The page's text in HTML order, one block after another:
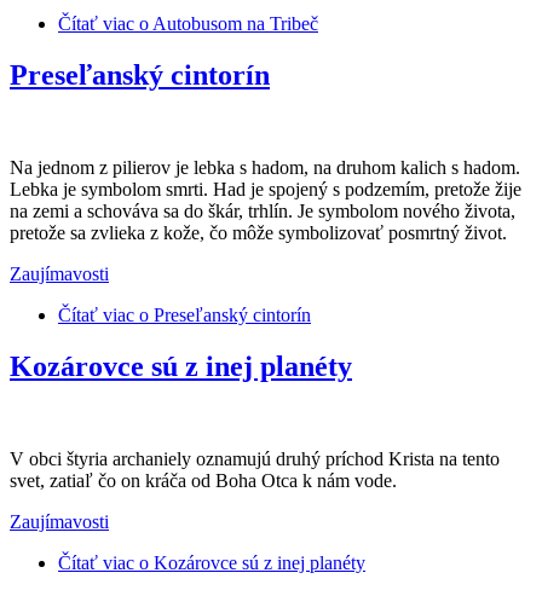
Čítať viac o Autobusom na Tribeč
Preseľanský cintorín
Na jednom z pilierov je lebka s hadom, na druhom kalich s hadom.
Lebka je symbolom smrti. Had je spojený s podzemím, pretože žije
na zemi a schováva sa do škár, trhlín. Je symbolom nového života,
pretože sa zvlieka z kože, čo môže symbolizovať posmrtný život.
Zaujímavosti
Čítať viac o Preseľanský cintorín
Kozárovce sú z inej planéty
V obci štyria archaniely oznamujú druhý príchod Krista na tento
svet, zatiaľ čo on kráča od Boha Otca k nám vode.
Zaujímavosti
Čítať viac o Kozárovce sú z inej planéty